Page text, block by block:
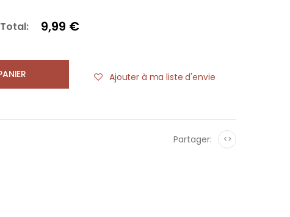
Total: 9,99 €
Ajouter à ma liste d'envie
Partager: <>